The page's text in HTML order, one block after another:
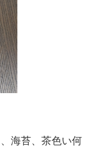
海苔、茶色い何